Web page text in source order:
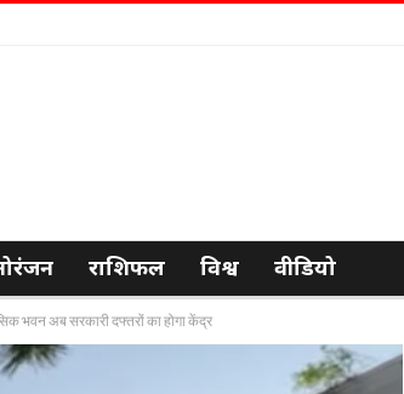
राशिफल विश्व वीडियो
भवन अब सरकारी दफ्तरों का होगा केंद्र